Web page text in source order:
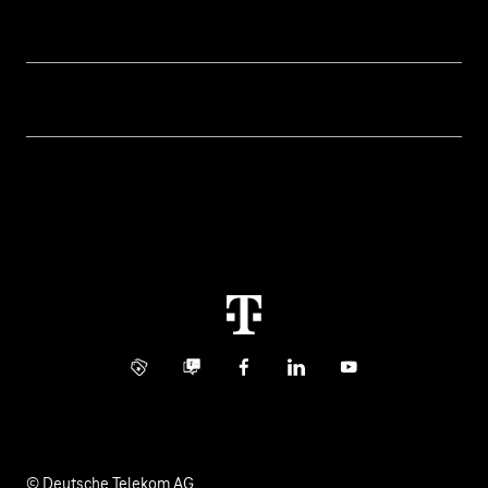
Info ServiceBusiness Community
FacebookLinkedInYouTube